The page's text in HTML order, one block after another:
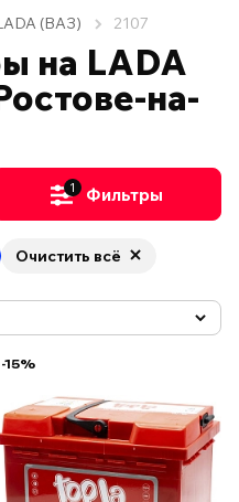
(ВАЗ) 2107
на LADA
на-
1 Фильтры
Очистить всё
-15%